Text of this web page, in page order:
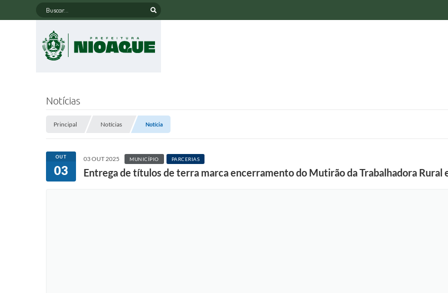
Buscar...
Notícias
Principal Notícias Notícia
OUT
03
03 OUT 2025 MUNICÍPIO PARCERIAS
Entrega de títulos de terra marca encerramento do Mutirão da Trabalhadora Rural